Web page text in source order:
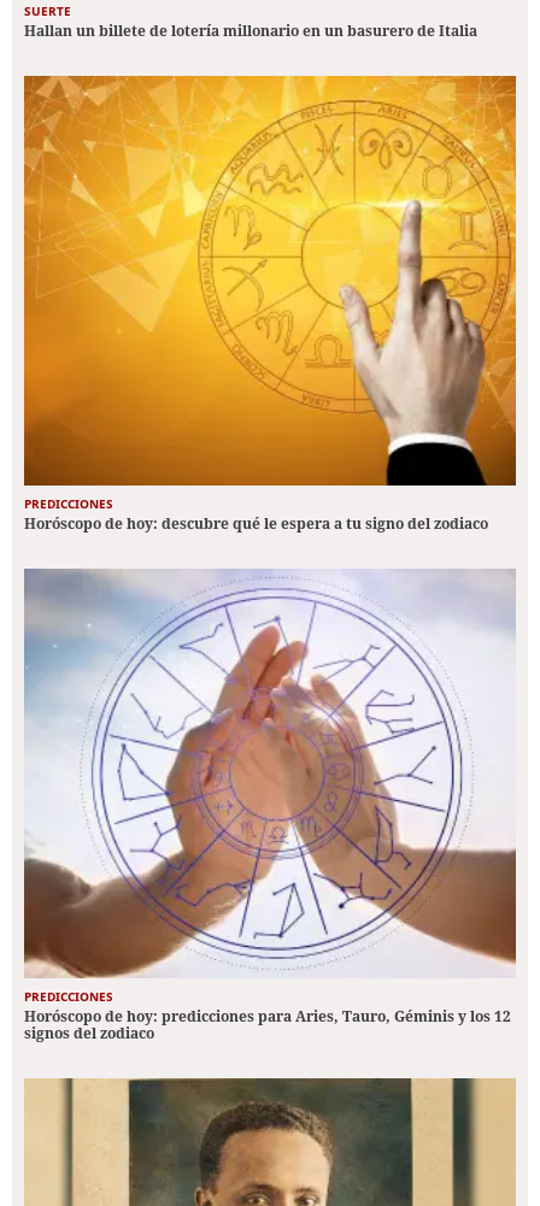
SUERTE
Hallan un billete de lotería millonario en un basurero de Italia
PREDICCIONES
Horóscopo de hoy: descubre qué le espera a tu signo del zodiaco
PREDICCIONES
Horóscopo de hoy: predicciones para Aries, Tauro, Géminis y los 12
signos del zodiaco